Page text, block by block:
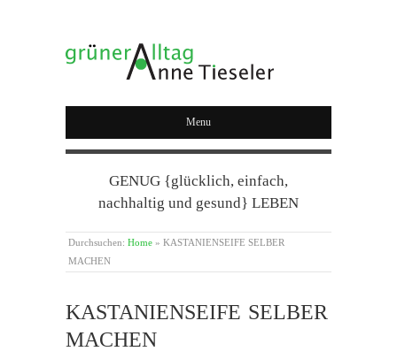
GRÜNER ALLTAG
Menu
GENUG {glücklich, einfach,
nachhaltig und gesund} LEBEN
Durchsuchen: Home » KASTANIENSEIFE SELBER
MACHEN
KASTANIENSEIFE SELBER
MACHEN